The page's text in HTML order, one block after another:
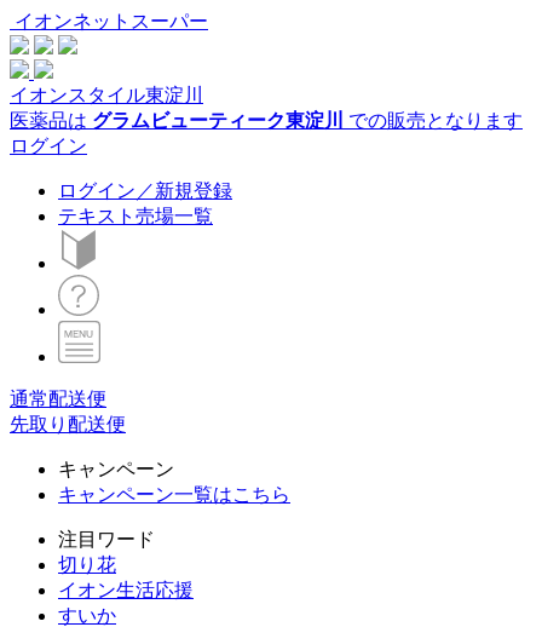
イオンネットスーパー
イオンスタイル東淀川
医薬品は グラムビューティーク東淀川
での販売となります
ログイン
ログイン／新規登録
テキスト売場一覧
通常配送便
先取り配送便
キャンペーン
キャンペーン一覧はこちら
注目ワード
切り花
イオン生活応援
すいか